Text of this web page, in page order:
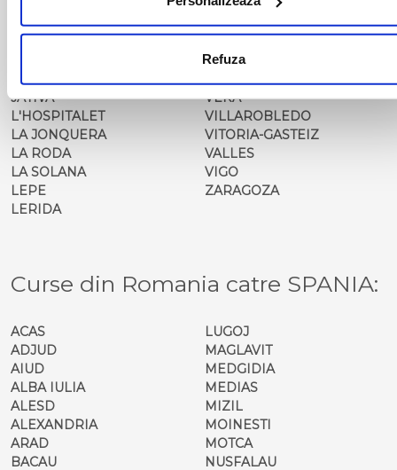
Refuza
HUELVA
HUELVA 1
JAEN
JATIVA
L'HOSPITALET
LA JONQUERA
LA RODA
LA SOLANA
LEPE
LERIDA
UTIEL
VALDEPENAS
VALLADOLID
VELEZ MALAGA
VERA
VILLAROBLEDO
VITORIA-GASTEIZ
VALLES
VIGO
ZARAGOZA
Curse din Romania catre SPANIA:
ACAS
ADJUD
AIUD
ALBA IULIA
ALESD
ALEXANDRIA
ARAD
BACAU
LUGOJ
MAGLAVIT
MEDGIDIA
MEDIAS
MIZIL
MOINESTI
MOTCA
NUSFALAU